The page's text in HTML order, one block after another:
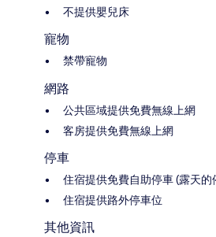
不提供嬰兒床
寵物
禁帶寵物
網路
公共區域提供免費無線上網
客房提供免費無線上網
停車
住宿提供免費自助停車 (露天的
住宿提供路外停車位
其他資訊